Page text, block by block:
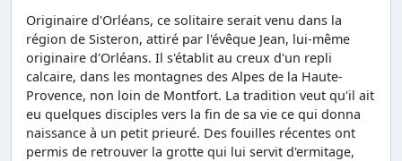
Originaire d'Orléans, ce solitaire serait venu dans la
région de Sisteron, attiré par l'évêque Jean, lui-même
originaire d'Orléans. Il s'établit au creux d'un repli
calcaire, dans les montagnes des Alpes de la Haute-
Provence, non loin de Montfort. La tradition veut qu'il ait
eu quelques disciples vers la fin de sa vie ce qui donna
naissance à un petit prieuré. Des fouilles récentes ont
permis de retrouver la grotte qui lui servit d'ermitage,